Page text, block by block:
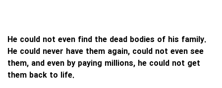
He could not even find the dead bodies of his family.
He could never have them again, could not even see
them, and even by paying millions, he could not get
them back to life.